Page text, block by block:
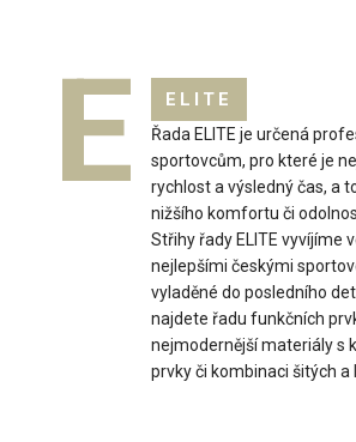
Dámská triatlonová kombinéza bez
růžová
2 699 Kč
E ELITE
Řada ELITE je určená
sportovcům, pro které je
rychlost a výsledný čas, a
nižšího komfortu či
Střihy řady ELITE vyvíjíme
nejlepšími českými
vyladěné do posledního
najdete řadu funkčních
nejmodernější materiály s
prvky či kombinaci šitých a